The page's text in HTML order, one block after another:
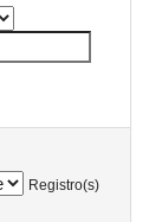
Registro(s)